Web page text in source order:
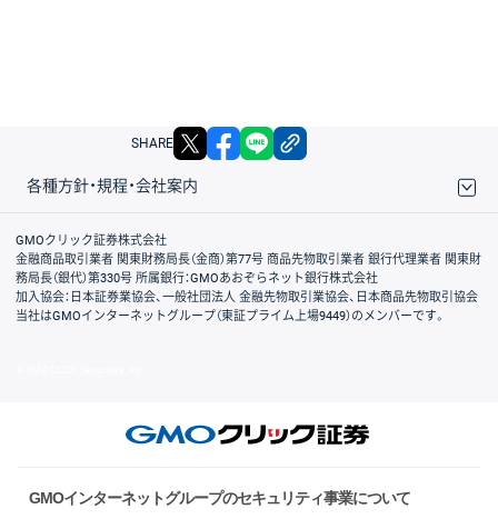
SHARE X facebook
各種方針・規程・会社案内
取引規程・約款
サイトマップ
その他のご案内
個人情報保護方針
最良執行方針
サイトのご利用について
ディスクレイマー
信託保全
リスク説明
会社案内
GMOクリック証券株式会社
金融商品取引業者 関東財務局長（金商）第77号 商品先物取引業者 銀行代理業者 関東財
務局長（銀代）第330号 所属銀行：GMOあおぞらネット銀行株式会社
加入協会：日本証券業協会、一般社団法人 金融先物取引業協会、日本商品先物取引協会
当社はGMOインターネットグループ（東証プライム上場9449）のメンバーです。
GMOインターネットグループのセキュリティ事業について